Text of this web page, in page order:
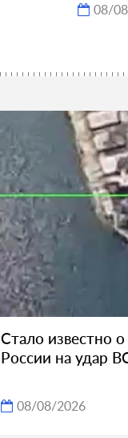
08/
Стало известно
России на удар
08/08/2026